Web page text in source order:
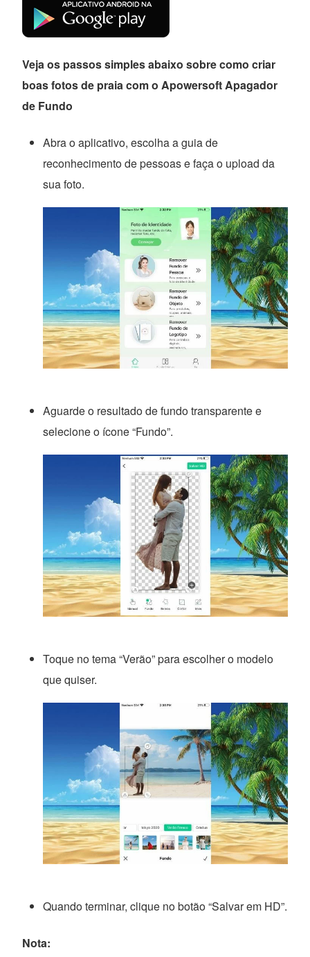
Veja os passos simples abaixo sobre como criar
boas fotos de praia com o Apowersoft Apagador
de Fundo
Abra o aplicativo, escolha a guia de
reconhecimento de pessoas e faça o upload da
sua foto.
Aguarde o resultado de fundo transparente e
selecione o ícone “Fundo”.
Toque no tema “Verão” para escolher o modelo
que quiser.
Quando terminar, clique no botão “Salvar em HD”.
Nota: